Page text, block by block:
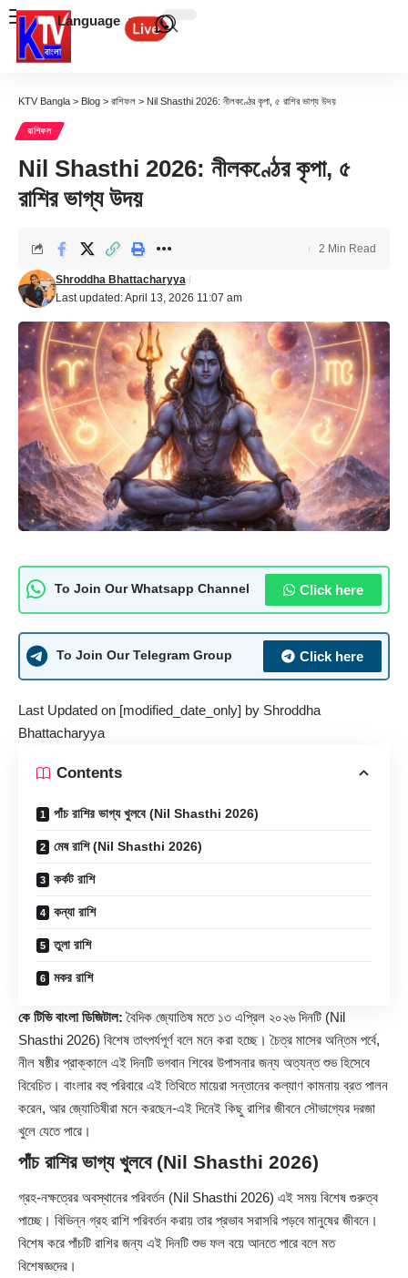
Language
KTV Bangla > Blog > রাশিফল > Nil Shasthi 2026: নীলকণ্ঠের কৃপা, ৫ রাশির ভাগ্য উদয়
রাশিফল
Nil Shasthi 2026: নীলকণ্ঠের কৃপা, ৫
রাশির ভাগ্য উদয়
Last updated: April 13, 2026 11:07 am
Shroddha Bhattacharyya
2 Min Read
To Join Our Whatsapp Channel Click here
To Join Our Telegram Group Click here
Last Updated on [modified_date_only] by Shroddha
Bhattacharyya
Contents
পাঁচ রাশির ভাগ্য খুলবে (Nil Shasthi 2026)
মেষ রাশি (Nil Shasthi 2026)
কর্কট রাশি
কন্যা রাশি
তুলা রাশি
মকর রাশি
কে টিভি বাংলা ডিজিটাল:বৈদিক জ্যোতিষ মতে ১৩ এপ্রিল ২০২৬ দিনটি (Nil
Shasthi 2026) বিশেষ তাৎপর্যপূর্ণ বলে মনে করা হচ্ছে। চৈত্র মাসের অন্তিম পর্বে,
নীল ষষ্ঠীর প্রাক্কালে এই দিনটি ভগবান শিবের উপাসনার জন্য অত্যন্ত শুভ হিসেবে
বিবেচিত। বাংলার বহু পরিবারে এই তিথিতে মায়েরা সন্তানের কল্যাণ কামনায় ব্রত পালন
করেন, আর জ্যোতিষীরা মনে করছেন-এই দিনেই কিছু রাশির জীবনে সৌভাগ্যের দরজা
খুলে যেতে পারে।
পাঁচ রাশির ভাগ্য খুলবে (Nil Shasthi 2026)
গ্রহ-নক্ষত্রের অবস্থানের পরিবর্তন (Nil Shasthi 2026) এই সময় বিশেষ গুরুত্ব
পাচ্ছে। বিভিন্ন গ্রহ রাশি পরিবর্তন করায় তার প্রভাব সরাসরি পড়বে মানুষের জীবনে।
বিশেষ করে পাঁচটি রাশির জন্য এই দিনটি শুভ ফল বয়ে আনতে পারে বলে মত
বিশেষজ্ঞদের।